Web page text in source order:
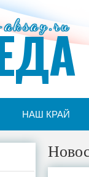
aksay.ru
НАШ КРАЙ